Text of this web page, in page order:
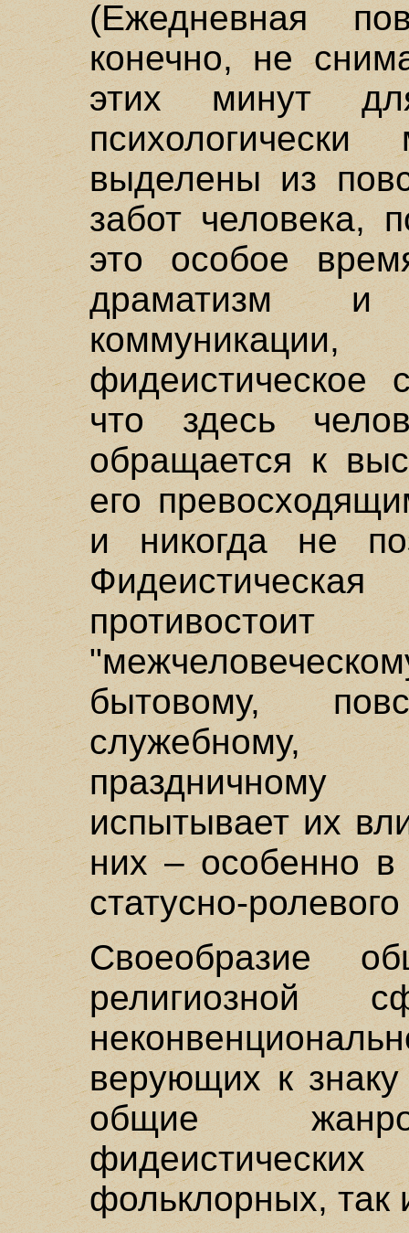
(Ежедневная
конечно, не
этих минут
выделены из
забот человека,
это особое
драматизм и
фидеистическое
что здесь
обращается к
его
и никогда не
бытовому,
праздничному
испытывает их
них – особенно в
статусно-
Своеобразие
религиозной
верующих к
общие
фольклорных, так